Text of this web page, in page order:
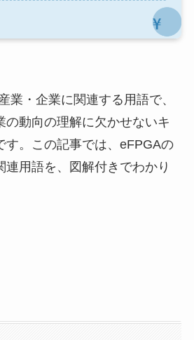
業・企業に関連する用語で、
の動向の理解に欠かせないキ
す。この記事では、eFPGAの
連用語を、図解付きでわかり